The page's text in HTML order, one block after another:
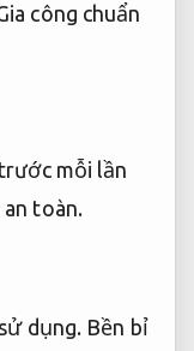
công chuẩn
mỗi lần
toàn.
dụng. Bền bỉ